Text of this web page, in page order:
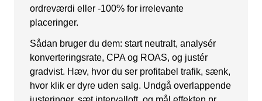
Snapchat annoncering
Pinterest annoncering
TikTok annoncering
ordreværdi eller -100% for irrelevante
placeringer.
Sådan bruger du dem: start neutralt, analysér
konverteringsrate, CPA og ROAS, og justér
gradvist. Hæv, hvor du ser profitabel trafik, sænk,
hvor klik er dyre uden salg. Undgå overlappende